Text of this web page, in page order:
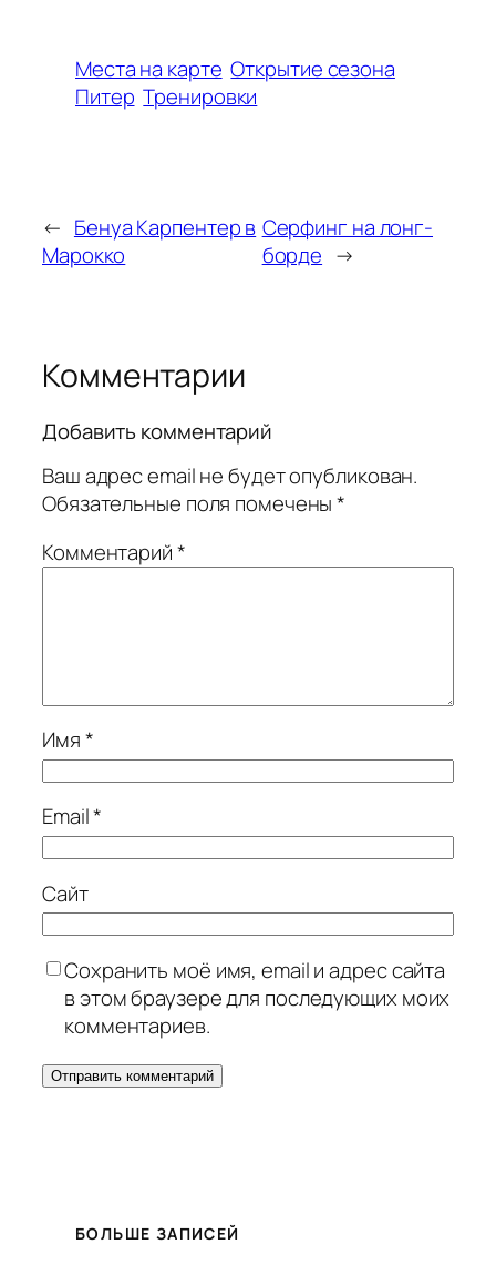
Места на карте Открытие сезона
Питер Тренировки
← Бенуа Карпентер в
Марокко
Серфинг на лонг-
борде →
Комментарии
Добавить комментарий
Ваш адрес email не будет опубликован.
Обязательные поля помечены*
Комментарий*
Имя*
Email*
Сайт
Сохранить моё имя, email и адрес сайта
в этом браузере для последующих моих
комментариев.
БОЛЬШЕ ЗАПИСЕЙ